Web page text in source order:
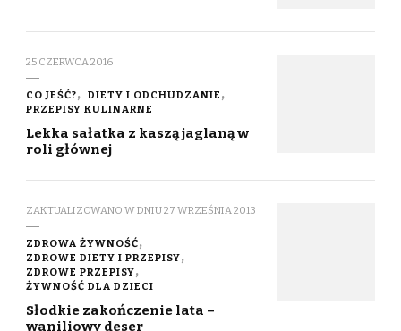
25 CZERWCA 2016
CO JEŚĆ?
DIETY I ODCHUDZANIE
PRZEPISY KULINARNE
Lekka sałatka z kaszą jaglaną w
roli głównej
ZAKTUALIZOWANO W DNIU27 WRZEŚNIA 2013
ZDROWA ŻYWNOŚĆ
ZDROWE DIETY I PRZEPISY
ZDROWE PRZEPISY
ŻYWNOŚĆ DLA DZIECI
Słodkie zakończenie lata –
waniliowy deser